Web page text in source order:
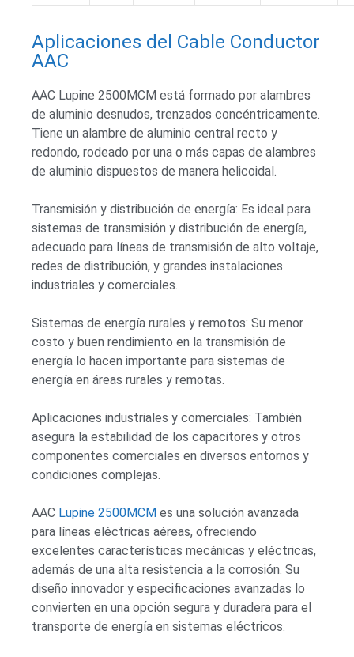
Aplicaciones del Cable Conductor
AAC
AAC Lupine 2500MCM está formado por alambres
de aluminio desnudos, trenzados concéntricamente.
Tiene un alambre de aluminio central recto y
redondo, rodeado por una o más capas de alambres
de aluminio dispuestos de manera helicoidal.
Transmisión y distribución de energía: Es ideal para
sistemas de transmisión y distribución de energía,
adecuado para líneas de transmisión de alto voltaje,
redes de distribución, y grandes instalaciones
industriales y comerciales.
Sistemas de energía rurales y remotos: Su menor
costo y buen rendimiento en la transmisión de
energía lo hacen importante para sistemas de
energía en áreas rurales y remotas.
Aplicaciones industriales y comerciales: También
asegura la estabilidad de los capacitores y otros
componentes comerciales en diversos entornos y
condiciones complejas.
AAC Lupine 2500MCM es una solución avanzada
para líneas eléctricas aéreas, ofreciendo
excelentes características mecánicas y eléctricas,
además de una alta resistencia a la corrosión. Su
diseño innovador y especificaciones avanzadas lo
convierten en una opción segura y duradera para el
transporte de energía en sistemas eléctricos.